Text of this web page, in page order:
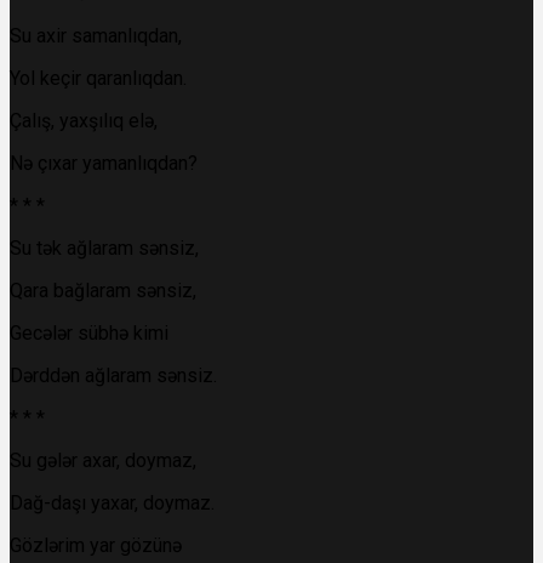
Su axir samanlıqdan,
Yol keçir qaranlıqdan.
Çalış, yaxşılıq elə,
Nə çıxar yamanlıqdan?
* * *
Su tək ağlaram sənsiz,
Qara bağlaram sənsiz,
Gecələr sübhə kimi
Dərddən ağlaram sənsiz.
* * *
Su gələr axar, doymaz,
Dağ-daşı yaxar, doymaz.
Gözlərim yar gözünə